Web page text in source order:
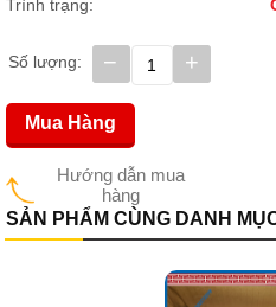
Trình trạng:
Số lượng: +
−
Hướng dẫn mua
hàng
Mua Hàng
SẢN PHẨM CÙNG DANH